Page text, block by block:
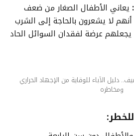
يعاني الأطفال الصغار من ضعف
لا يشعرون بالحاجة إلى الشرب
يجعلهم عرضة لفقدان السوائل الحاد
دليل الآباء للوقاية من الإجهاد الحراري
ومخاطره